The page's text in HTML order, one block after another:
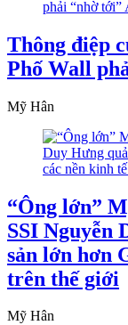
Thông điệp
Phố Wall
Mỹ Hân
“Ông lớn”
SSI Nguyễn
sản lớn hơn
trên thế giới
Mỹ Hân